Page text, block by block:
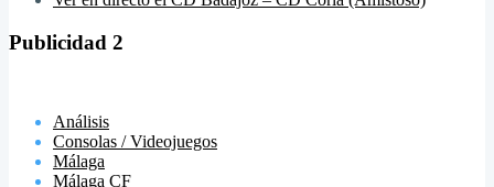
Publicidad 2
Análisis
Consolas / Videojuegos
Málaga
Málaga CF